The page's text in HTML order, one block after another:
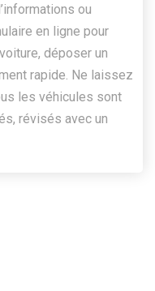
ou
en ligne pour
déposer un
rapide. Ne laissez
les véhicules sont
révisés avec un